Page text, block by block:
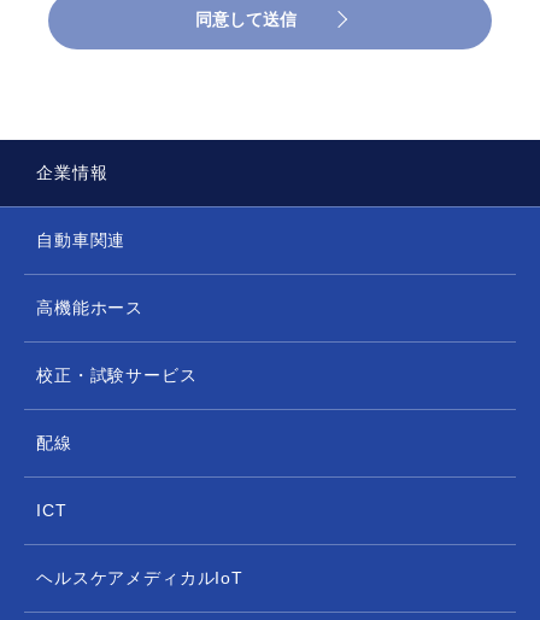
囲において、その取り扱いを外部に委託することが
あります。また、次のいずれかに該当する場合を除
お客様の事前の承認、同意を得た場合。
お客様及び第三者の生命、身体、財産など公共の
利益又はお客様の利益のため必要であると判断し
され個人情報を引き継ぐ場合。
個人情報に関して開示等を希望される場合は、「
示対象個人情報の周知及び開示等の請求について」
同意して送信
企業情報
自動車関連
高機能ホース
校正・試験サービス
配線
ICT
ヘルスケアメディカルIoT